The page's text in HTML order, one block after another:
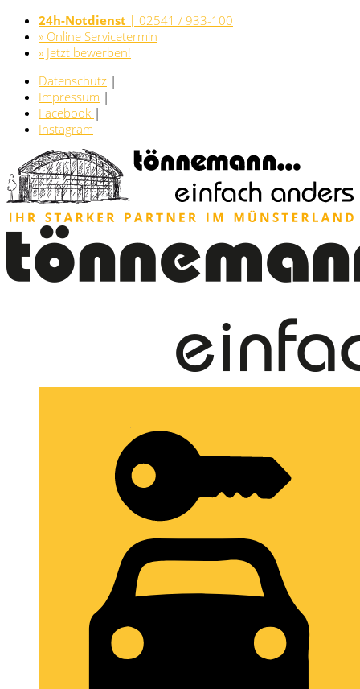
24h-Notdienst | 02541 / 933-100
» Online Servicetermin
» Jetzt bewerben!
Datenschutz |
Impressum |
Facebook |
Instagram